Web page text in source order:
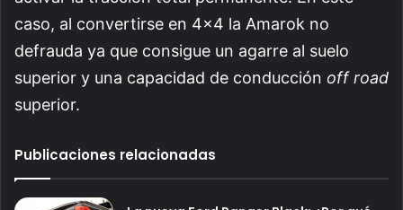
caso, al convertirse en 4×4 la Amarok no
defrauda ya que consigue un agarre al suelo
superior y una capacidad de conducción off road
superior.
Publicaciones relacionadas